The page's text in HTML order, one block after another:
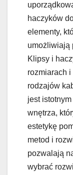
haczyków
elementy,
umożliwiają
Klipsy i
rozmiarach
rodzajów
jest
wnętrza,
estetykę
metod i
pozwalają
wybrać